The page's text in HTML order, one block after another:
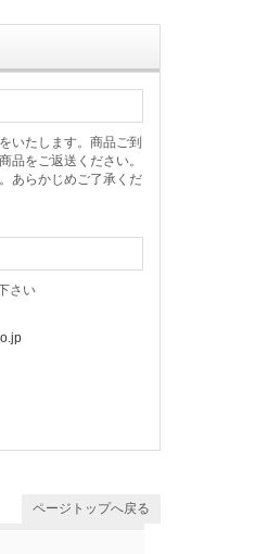
いたします。商品ご到
品をご返送ください。
あらかじめご了承くだ
さい
ページトップへ戻る